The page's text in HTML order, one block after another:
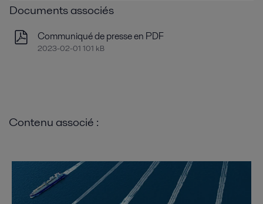
Documents associés
Communiqué de presse en PDF
2023-02-01 101 kB
Contenu associé :